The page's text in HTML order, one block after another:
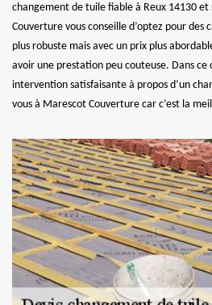
changement de tuile fiable à Reux 14130 et
Couverture vous conseille d’optez pour des
plus robuste mais avec un prix plus
avoir une prestation peu couteuse. Dans ce
intervention satisfaisante à propos d’un
vous à Marescot Couverture car c’est la